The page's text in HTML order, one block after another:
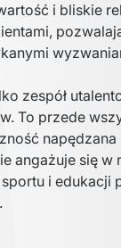
i bliskie
zespół
To przede
angażuje się w
i edukacji